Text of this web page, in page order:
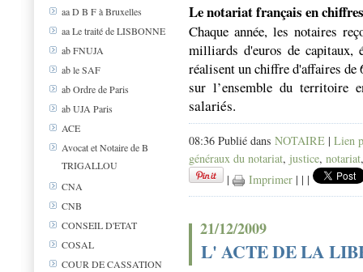
aa D B F à Bruxelles
aa Le traité de LISBONNE
ab FNUJA
ab le SAF
ab Ordre de Paris
ab UJA Paris
ACE
Avocat et Notaire de B
TRIGALLOU
CNA
CNB
CONSEIL D'ETAT
COSAL
COUR DE CASSATION
Le notariat français en
Chaque année, les notaires
milliards d'euros de capitaux,
réalisent un chiffre d'affaires
sur l’ensemble du territoire
salariés.
08:36 Publié dans NOTAIRE | Lien
généraux du notariat, justice, notariat
|
Imprimer | | |
21/12/2009
L' ACTE DE LA